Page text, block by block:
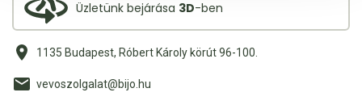
Üzletünk bejárása 3D-ben
1135 Budapest, Róbert Károly körút 96-100.
vevoszolgalat@bijo.hu